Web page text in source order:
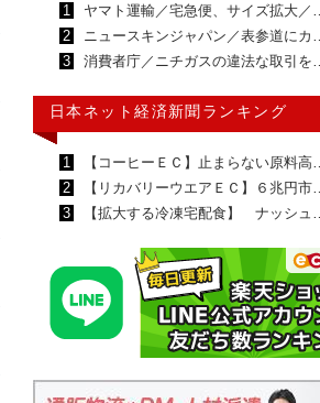
1
ヤマト運輸／宅急便、サイズ拡大／…
2
ニュースキンジャパン／表参道にカ…
3
消費者庁／ニチガスの違法な取引を…
日本ネット経済新聞ランキング
1
【コーヒーＥＣ】止まらない原料高…
2
【リカバリーウエアＥＣ】６兆円市…
3
【拡大する冷凍宅配食】 ナッシュ…